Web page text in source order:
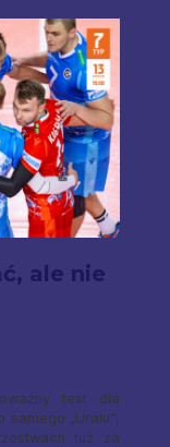
ale nie
test dla
samego „Uralu”,
tuż za